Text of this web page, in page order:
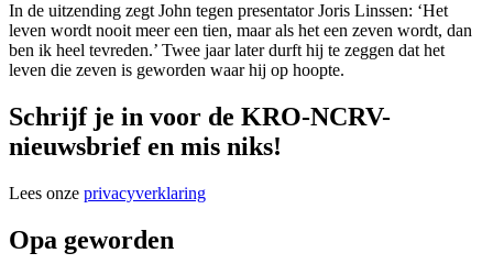
In de uitzending zegt John tegen presentator Joris Linssen: ‘Het
leven wordt nooit meer een tien, maar als het een zeven wordt, dan
ben ik heel tevreden.’ Twee jaar later durft hij te zeggen dat het
leven die zeven is geworden waar hij op hoopte.
Schrijf je in voor de KRO-NCRV-
nieuwsbrief en mis niks!
Lees onze privacyverklaring
Opa geworden